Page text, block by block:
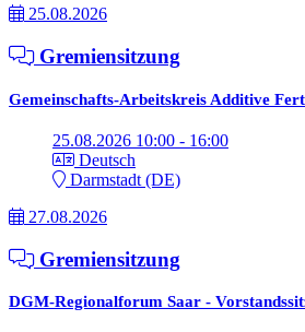
25.08.2026
Gremiensitzung
Gemeinschafts-Arbeitskreis Additive
25.08.2026 10:00 - 16:00
Deutsch
Darmstadt (DE)
27.08.2026
Gremiensitzung
DGM-Regionalforum Saar -